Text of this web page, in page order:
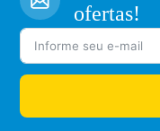
ofertas!